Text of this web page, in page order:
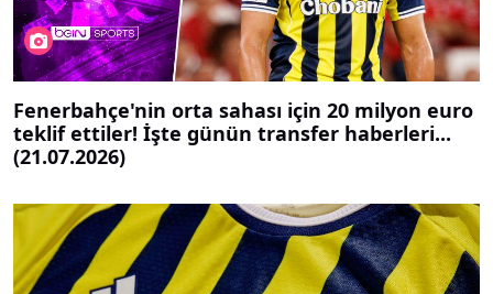
Fenerbahçe'nin orta sahası için 20 milyon euro
teklif ettiler! İşte günün transfer haberleri...
(21.07.2026)